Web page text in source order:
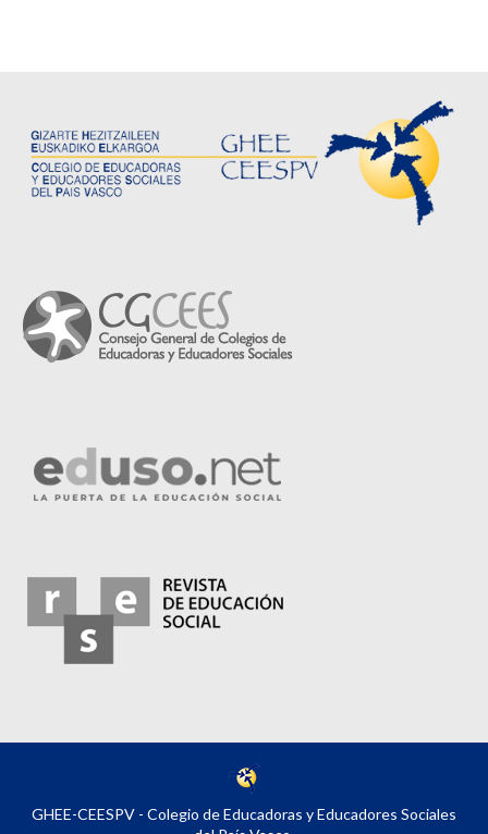
GHEE-CEESPV - Colegio de Educadoras y Educadores Sociales